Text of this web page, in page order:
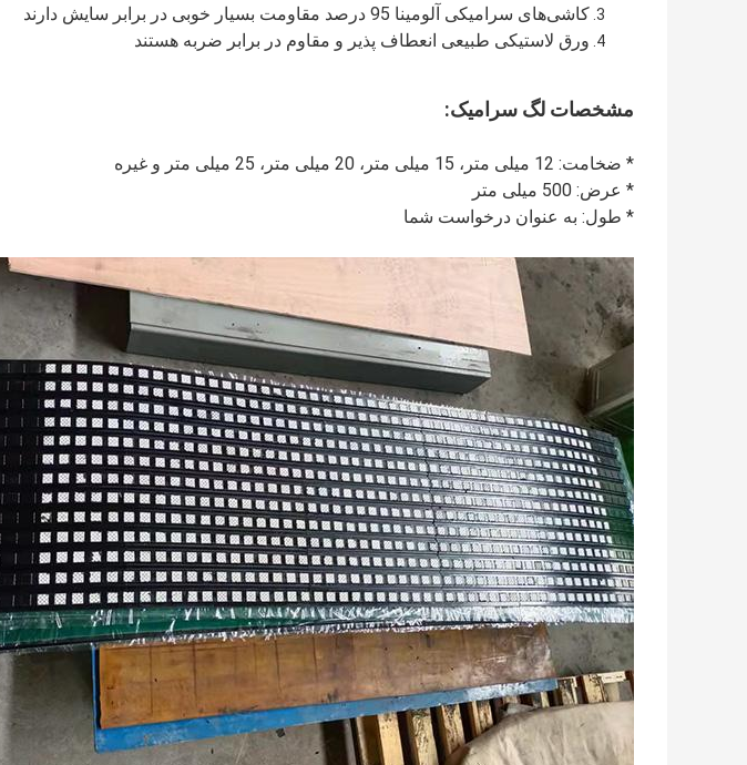
کاشی‌های سرامیکی آلومینا 95 درصد مقاومت بسیار خوبی در برابر سایش دارند
ورق لاستیکی طبیعی انعطاف پذیر و مقاوم در برابر ضربه هستند
مشخصات لگ سرامیک:
* ضخامت: 12 میلی متر، 15 میلی متر، 20 میلی متر، 25 میلی متر و غیره
* عرض: 500 میلی متر
* طول: به عنوان درخواست شما